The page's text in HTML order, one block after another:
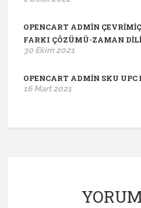
OPENCART ADMIN
FARKI ÇÖZÜMÜ-ZAMAN
30 Ekim 2021
OPENCART ADMIN SKU UPC
16 Mart 2021